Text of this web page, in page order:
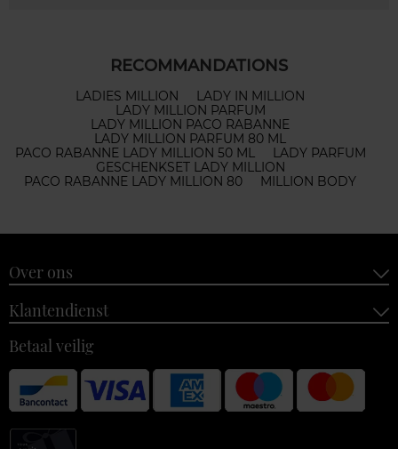
RECOMMANDATIONS
LADIES MILLION
LADY IN MILLION
LADY MILLION PARFUM
LADY MILLION PACO RABANNE
LADY MILLION PARFUM 80 ML
PACO RABANNE LADY MILLION 50 ML
LADY PARFUM
GESCHENKSET LADY MILLION
PACO RABANNE LADY MILLION 80
MILLION BODY
Over ons
Klantendienst
Betaal veilig